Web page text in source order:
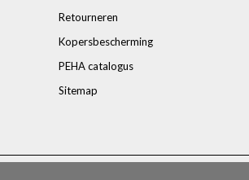
Retourneren
Kopersbescherming
PEHA catalogus
Sitemap